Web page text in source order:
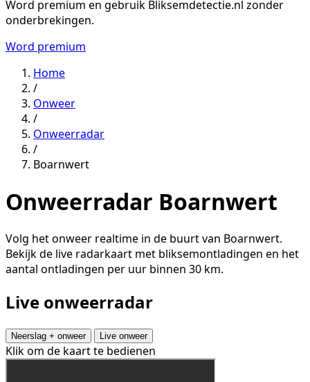
Word premium en gebruik Bliksemdetectie.nl zonder
onderbrekingen.
Word premium
Home
/
Onweer
/
Onweerradar
/
Boarnwert
Onweerradar Boarnwert
Volg het onweer realtime in de buurt van Boarnwert.
Bekijk de live radarkaart met bliksemontladingen en het
aantal ontladingen per uur binnen 30 km.
Live onweerradar
Neerslag + onweer Live onweer
Klik om de kaart te bedienen